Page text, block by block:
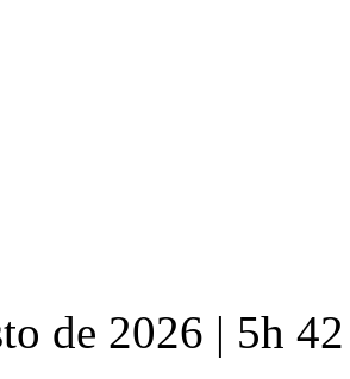
de 2026 | 5h